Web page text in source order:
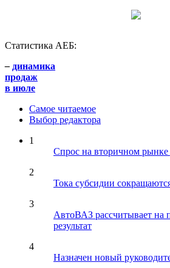
Статистика АЕБ:
– динамика
продаж
в июле
Самое читаемое
Выбор редактора
1
Спрос на вторичном рынке
2
Тока субсидии
3
АвтоВАЗ рассчитывает на
результат
4
Назначен новый